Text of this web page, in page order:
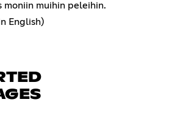
moniin muihin peleihin.
English)